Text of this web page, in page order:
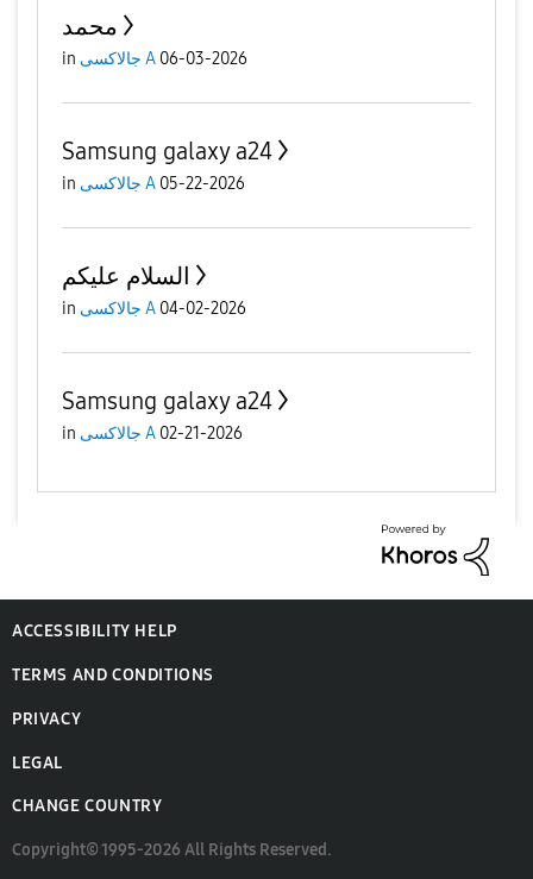
محمد
in جالاكسى A 06-03-2026
Samsung galaxy a24
in جالاكسى A 05-22-2026
السلام عليكم
in جالاكسى A 04-02-2026
Samsung galaxy a24
in جالاكسى A 02-21-2026
ACCESSIBILITY HELP
TERMS AND CONDITIONS
PRIVACY
LEGAL
CHANGE COUNTRY
Copyright© 1995-2026 All Rights Reserved.